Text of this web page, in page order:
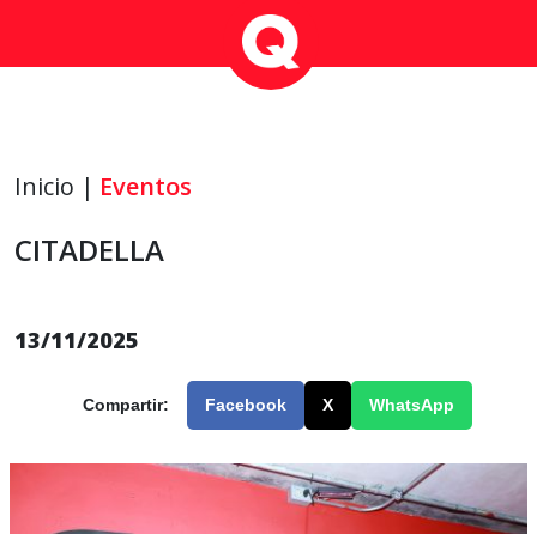
Inicio | Eventos
CITADELLA
13/11/2025
Compartir: Facebook X WhatsApp